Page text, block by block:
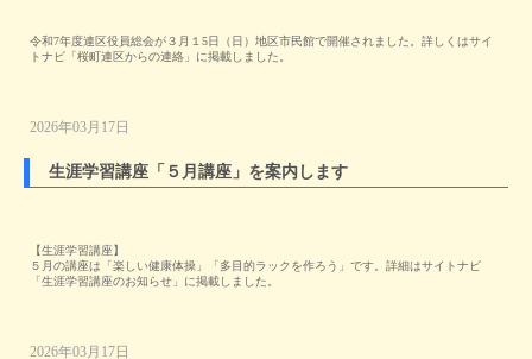
令和7年度連区役員総会が３月１5日（日）地区市民館で開催されました。詳しくはサイ
トナビ「桜町連区からの連絡」に掲載しました。
2026年03月17日
生涯学習講座「５月講座」を案内します
【生涯学習講座】
５月の講座は「楽しい健康体操」「多目的ラックを作ろう」です。詳細はサイトナビ
「生涯学習講座のお知らせ」に掲載しました。
2026年03月17日